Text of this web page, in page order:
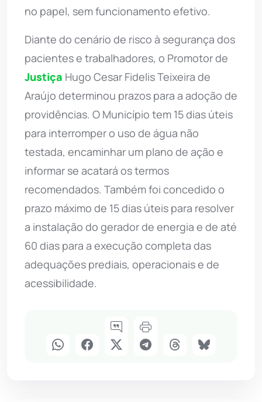
no papel, sem funcionamento efetivo.
Diante do cenário de risco à segurança dos
pacientes e trabalhadores, o Promotor de
Justiça Hugo Cesar Fidelis Teixeira de
Araújo determinou prazos para a adoção de
providências. O Município tem 15 dias úteis
para interromper o uso de água não
testada, encaminhar um plano de ação e
informar se acatará os termos
recomendados. Também foi concedido o
prazo máximo de 15 dias úteis para resolver
a instalação do gerador de energia e de até
60 dias para a execução completa das
adequações prediais, operacionais e de
acessibilidade.